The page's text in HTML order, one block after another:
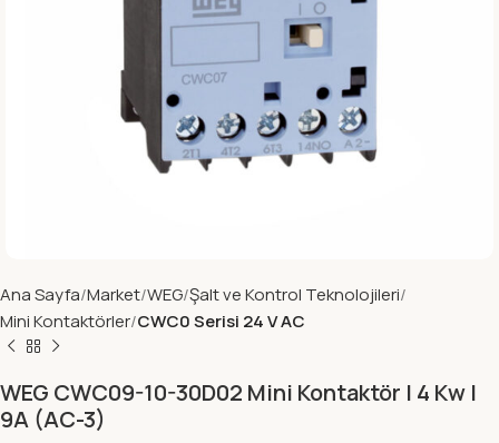
Ana Sayfa Market WEG Şalt ve Kontrol Teknolojileri
Mini Kontaktörler CWC0 Serisi 24 V AC
WEG CWC09-10-30D02 Mini Kontaktör | 4 Kw |
9A (AC-3)